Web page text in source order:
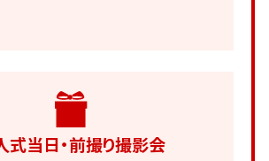
式当日・前撮り撮影会